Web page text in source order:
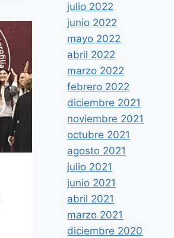
julio 2022
junio 2022
mayo 2022
abril 2022
marzo 2022
febrero 2022
diciembre 2021
noviembre 2021
octubre 2021
agosto 2021
julio 2021
junio 2021
abril 2021
marzo 2021
diciembre 2020